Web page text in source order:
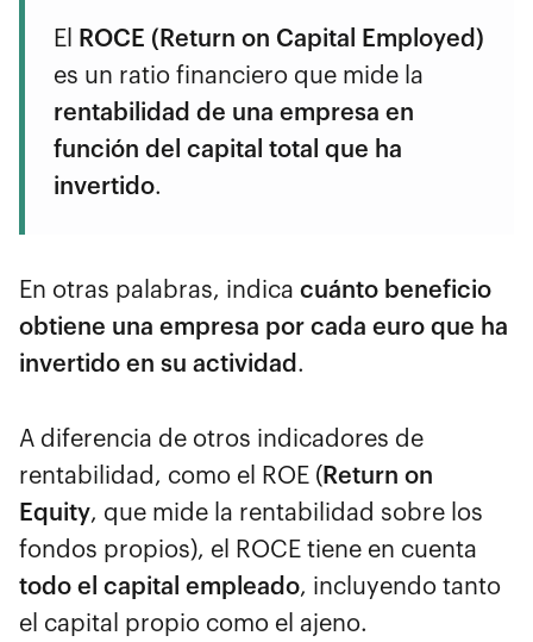
El
ROCE (Return on Capital Employed)
es un ratio financiero que mide la
rentabilidad de una empresa en
función del capital total que ha
invertido.
En otras palabras, indica cuánto beneficio
obtiene una empresa por cada euro que ha
invertido en su actividad .
A diferencia de otros indicadores de
rentabilidad, como el ROE ( Return on
Equity, que mide la rentabilidad sobre los
fondos propios), el ROCE tiene en cuenta
todo el capital empleado, incluyendo tanto
el capital propio como el ajeno.